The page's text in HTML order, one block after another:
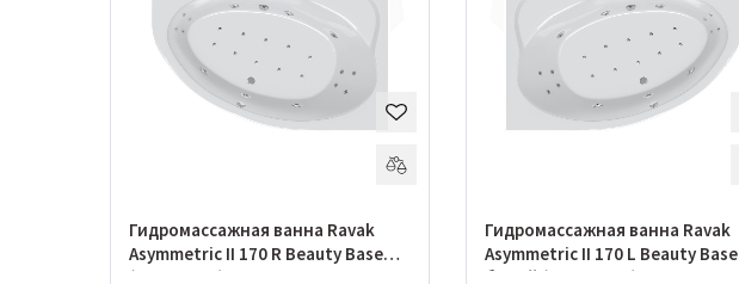
Гидромассажная ванна Ravak
Asymmetric II 170 R Beauty Base
(GMSR0985)
Гидромассажная ванна Ravak
Asymmetric II 170 L Beauty Base
белый (GMSR0963)